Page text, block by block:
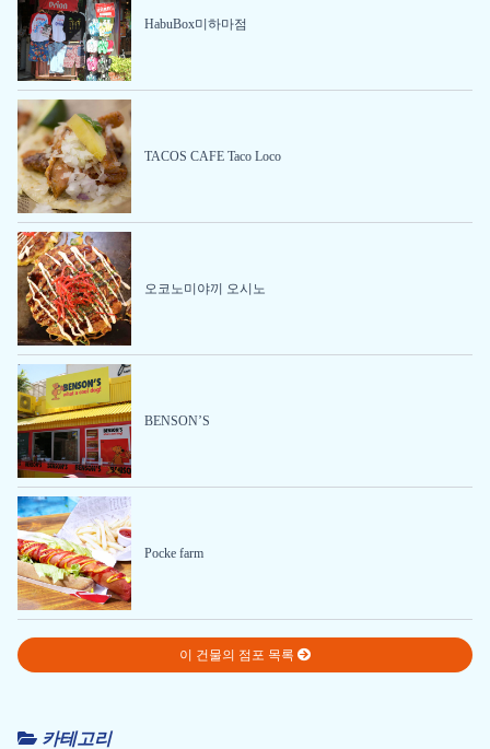
HabuBox미하마점
TACOS CAFE Taco Loco
오코노미야끼 오시노
BENSON’S
Pocke farm
이 건물의 점포 목록
카테고리